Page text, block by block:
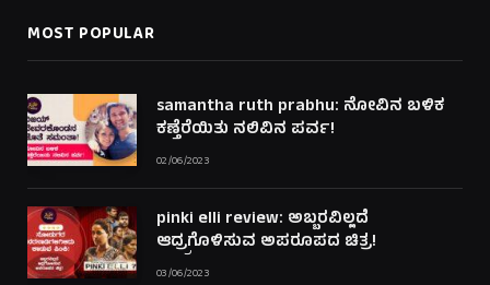
MOST POPULAR
samantha ruth prabhu: ನೋವಿನ ಬಳಿಕ
ಕಣ್ತೆರೆಯಿತು ನಲಿವಿನ ಪರ್ವ!
02/06/2023
pinki elli review: ಅಬ್ಬರವಿಲ್ಲದೆ
ಆದ್ರ್ರಗೊಳಿಸುವ ಅಪರೂಪದ ಚಿತ್ರ!
03/06/2023